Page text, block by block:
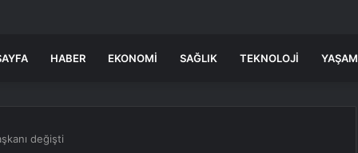
HABER EKONOMI SAĞLIK TEKNOLOJI YAŞAM
değişti